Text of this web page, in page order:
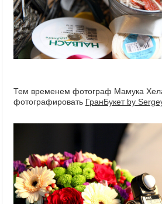
Тем временем фотограф Мамука
фотографировать ГранБукет by